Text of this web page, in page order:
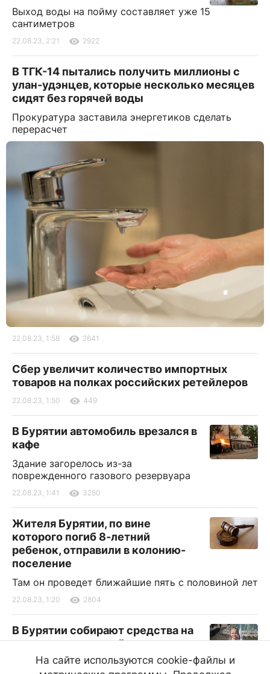
Выход воды на пойму составляет уже 15
сантиметров
22.08.23, 2:21 2922
В ТГК-14 пытались получить миллионы с
улан-удэнцев, которые несколько месяцев
сидят без горячей воды
Прокуратура заставила энергетиков сделать
перерасчет
22.08.23, 1:58 2641
Сбер увеличит количество импортных
товаров на полках российских ретейлеров
22.08.23, 1:50 449
В Бурятии автомобиль врезался в
кафе
Здание загорелось из-за
поврежденного газового резервуара
22.08.23, 1:41 3280
Жителя Бурятии, по вине
которого погиб 8-летний
ребенок, отправили в колонию-
поселение
Там он проведет ближайшие пять с половиной лет
22.08.23, 1:20 2804
В Бурятии собирают средства на
поездку пятилетней девочки на
лечение
На сайте используются cookie-файлы и